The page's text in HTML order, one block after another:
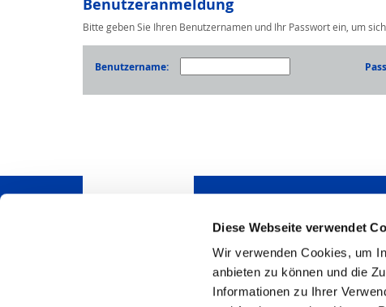
Diese Webseite verwendet
Wir verwenden Cookies, um
anbieten zu können und die
Informationen zu Ihrer
Benutzeranmeldung
Bitte geben Sie Ihren Benutzernamen und Ihr Passwort ein, um
Benutzername:
Haben Sie Fragen? Wir
sie gerne.